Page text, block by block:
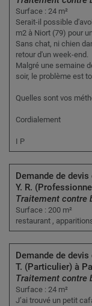
Surface : 24 m²
Serait-il possible
m2 à Niort (79) pour
Sans chat, ni chien
retour d'un week-end.
Malgré une semaine
soir, le problème est
Quelles sont vos
Cordialement
I P
Demande de
Y. R.
Traitement contre
Surface : 200 m²
restaurant ,
Demande de
T. (Particulier) à
Traitement contre
Surface : 24 m²
J’ai trouvé un petit